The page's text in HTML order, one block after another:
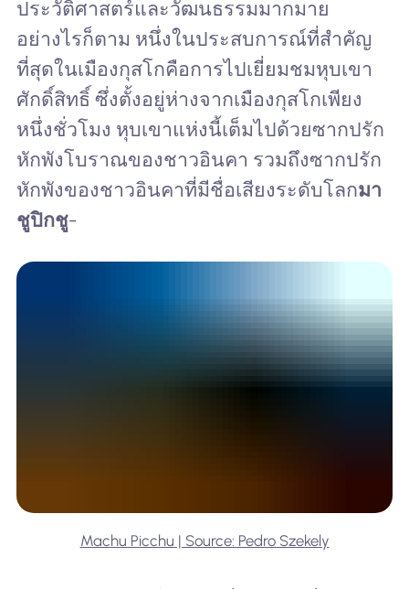
ประวัติศาสตร์และวัฒนธรรมมากมาย
อย่างไรก็ตาม หนึ่งในประสบการณ์ที่สำคัญ
ที่สุดในเมืองกุสโกคือการไปเยี่ยมชมหุบเขา
ศักดิ์สิทธิ์ ซึ่งตั้งอยู่ห่างจากเมืองกุสโกเพียง
หนึ่งชั่วโมง หุบเขาแห่งนี้เต็มไปด้วยซากปรัก
หักพังโบราณของชาวอินคา รวมถึงซากปรัก
หักพังของชาวอินคาที่มีชื่อเสียงระดับโลกมา
ชูปิกชู-
Machu Picchu | Source: Pedro Szekely